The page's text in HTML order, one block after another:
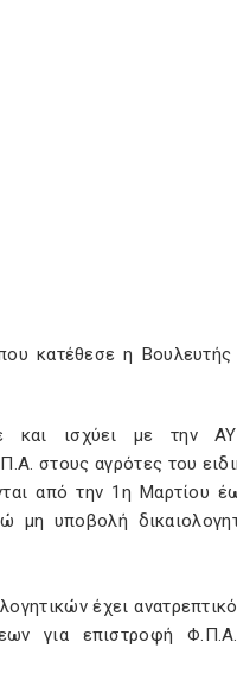
κατέθεσε η
ισχύει με την
στους αγρότες του
από την 1η Μαρτίου
μη υποβολή
έχει
για επιστροφή